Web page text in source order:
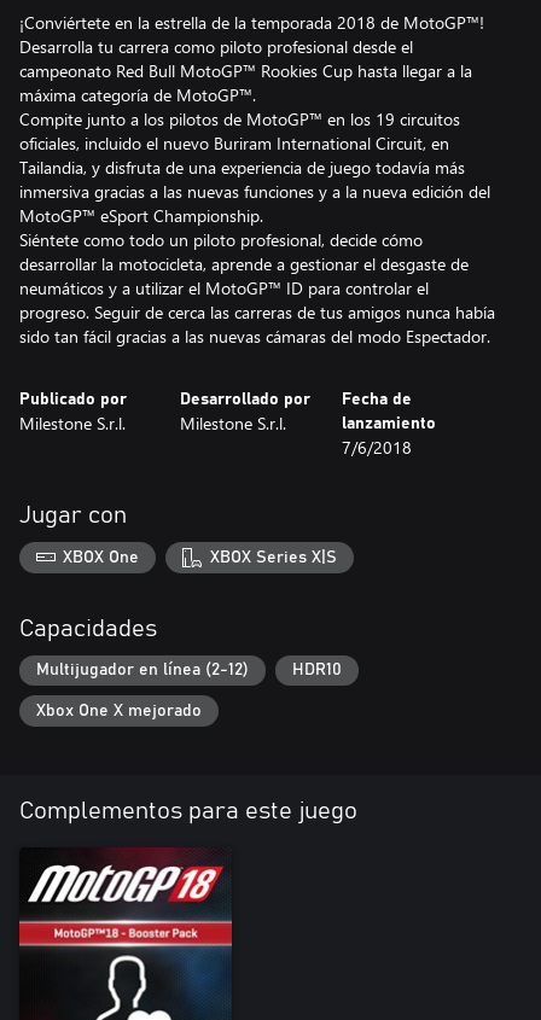
¡Conviértete en la estrella de la temporada 2018 de MotoGP™!
Desarrolla tu carrera como piloto profesional desde el
campeonato Red Bull MotoGP™ Rookies Cup hasta llegar a la
máxima categoría de MotoGP™.
Compite junto a los pilotos de MotoGP™ en los 19 circuitos
oficiales, incluido el nuevo Buriram International Circuit, en
Tailandia, y disfruta de una experiencia de juego todavía más
inmersiva gracias a las nuevas funciones y a la nueva edición del
MotoGP™ eSport Championship.
Siéntete como todo un piloto profesional, decide cómo
desarrollar la motocicleta, aprende a gestionar el desgaste de
neumáticos y a utilizar el MotoGP™ ID para controlar el
progreso. Seguir de cerca las carreras de tus amigos nunca había
sido tan fácil gracias a las nuevas cámaras del modo Espectador.
Publicado por
Milestone S.r.l.
Desarrollado por
Milestone S.r.l.
Fecha de
lanzamiento
7/6/2018
Jugar con
XBOX One XBOX Series X|S
Capacidades
Multijugador en línea (2-12) HDR10
Xbox One X mejorado
Complementos para este juego